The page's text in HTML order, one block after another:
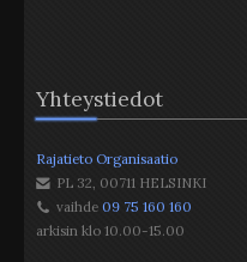
Yhteystiedot
Rajatieto Organisaatio
PL 32, 00711 HELSINKI
vaihde 09 75 160 160
arkisin klo 10.00-15.00